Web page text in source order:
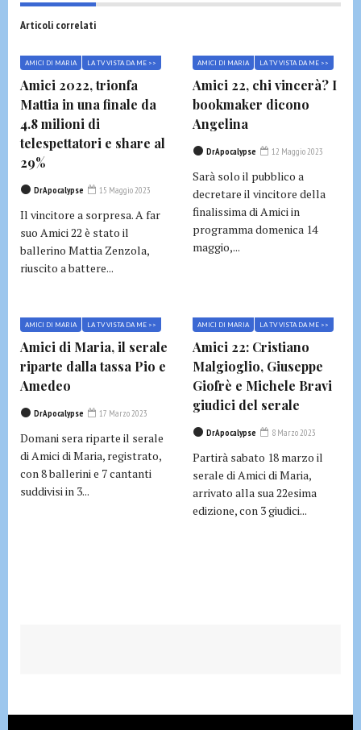
Articoli correlati
AMICI DI MARIA LA TV VISTA DA ME >>
Amici 2022, trionfa
Mattia in una finale da
4.8 milioni di
telespettatori e share al
29%
DrApocalypse 15 Maggio 2023
Il vincitore a sorpresa. A far
suo Amici 22 è stato il
ballerino Mattia Zenzola,
riuscito a battere...
AMICI DI MARIA LA TV VISTA DA ME >>
Amici 22, chi vincerà? I
bookmaker dicono
Angelina
DrApocalypse 12 Maggio 2023
Sarà solo il pubblico a
decretare il vincitore della
finalissima di Amici in
programma domenica 14
maggio,...
AMICI DI MARIA LA TV VISTA DA ME >>
Amici di Maria, il serale
riparte dalla tassa Pio e
Amedeo
DrApocalypse 17 Marzo 2023
Domani sera riparte il serale
di Amici di Maria, registrato,
con 8 ballerini e 7 cantanti
suddivisi in 3...
AMICI DI MARIA LA TV VISTA DA ME >>
Amici 22: Cristiano
Malgioglio, Giuseppe
Giofrè e Michele Bravi
giudici del serale
DrApocalypse 8 Marzo 2023
Partirà sabato 18 marzo il
serale di Amici di Maria,
arrivato alla sua 22esima
edizione, con 3 giudici...